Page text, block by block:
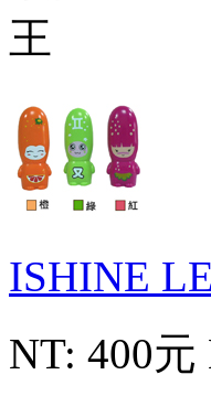
ISHINE
NT: 400元